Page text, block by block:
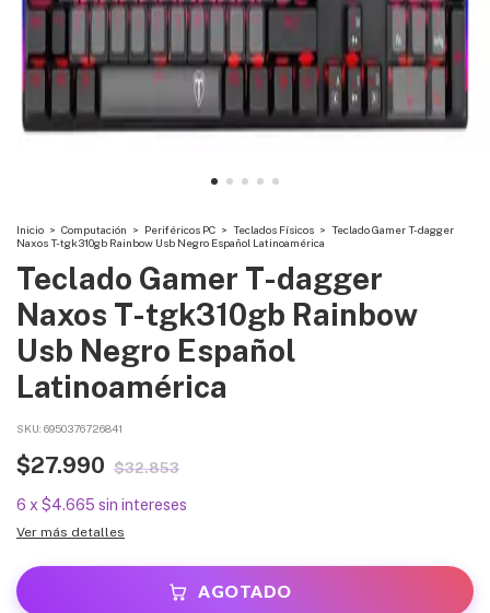
Inicio > Computación > Periféricos PC > Teclados Físicos > Teclado Gamer T-dagger
Naxos T-tgk310gb Rainbow Usb Negro Español Latinoamérica
Teclado Gamer T-dagger
Naxos T-tgk310gb Rainbow
Usb Negro Español
Latinoamérica
SKU: 6950376726841
$27.990 $32.853
6 x$4.665 sin intereses
Ver más detalles